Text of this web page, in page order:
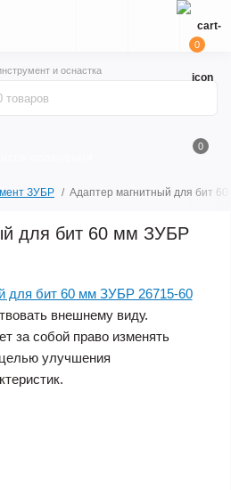
и оснастка
0
0
ЗУБР Адаптер магнитный для бит
для бит 60 мм ЗУБР
внешнему виду.
за собой право изменять
улучшения